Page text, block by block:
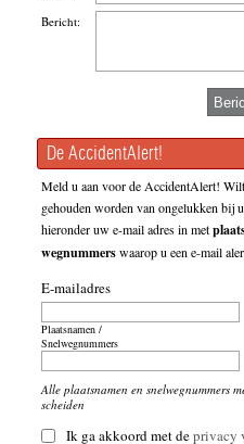
Bericht:
De AccidentAlert!
Meld u aan voor de AccidentAlert!
gehouden worden van ongelukken bij
hieronder uw e-mail adres in met
wegnummerswaarop u een e-mail
E-mailadres
Plaatsnamen /
Snelwegnummers
Alle plaatsnamen en snelwegnummers
scheiden
Ik ga akkoord met deprivacy